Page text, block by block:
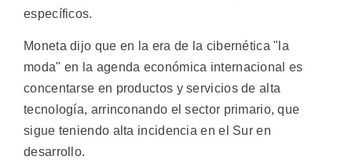
específicos.
Moneta dijo que en la era de la cibernética "la
moda" en la agenda económica internacional es
concentarse en productos y servicios de alta
tecnología, arrinconando el sector primario, que
sigue teniendo alta incidencia en el Sur en
desarrollo.